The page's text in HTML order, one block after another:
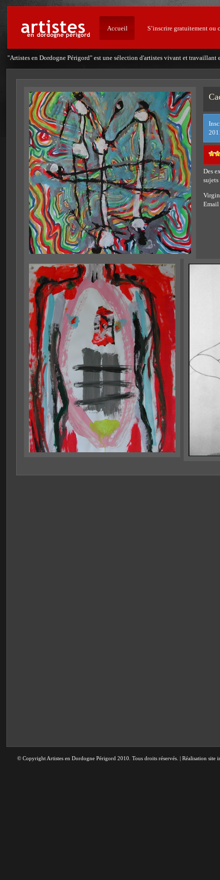
Accueil S’inscrire gratuitement ou
"Artistes en Dordogne Périgord" est une sélection d'artistes vivant et
Des
sujets
© Copyright Artistes en Dordogne Périgord 2010. Tous droits réservés. | Réalisation site